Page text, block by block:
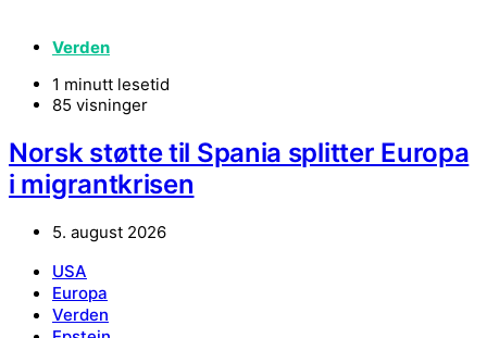
Verden
1 minutt lesetid
85 visninger
Norsk støtte til Spania splitter Europa
i migrantkrisen
5. august 2026
USA
Europa
Verden